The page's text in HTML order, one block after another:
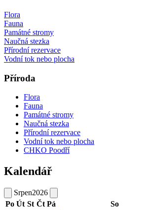
Flora
Fauna
Památné stromy
Naučná stezka
Přírodní rezervace
Vodní tok nebo plocha
Příroda
Flora
Fauna
Památné stromy
Naučná stezka
Přírodní rezervace
Vodní tok nebo plocha
CHKO Poodří
Kalendář
Srpen2026
Po Út St Čt Pá So